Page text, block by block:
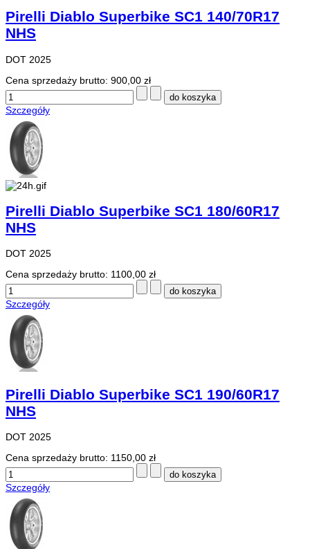
Pirelli Diablo Superbike SC1 140/70R17
NHS
DOT 2025
Cena sprzedaży brutto: 900,00 zł
Szczegóły
Pirelli Diablo Superbike SC1 180/60R17
NHS
DOT 2025
Cena sprzedaży brutto: 1100,00 zł
Szczegóły
Pirelli Diablo Superbike SC1 190/60R17
NHS
DOT 2025
Cena sprzedaży brutto: 1150,00 zł
Szczegóły